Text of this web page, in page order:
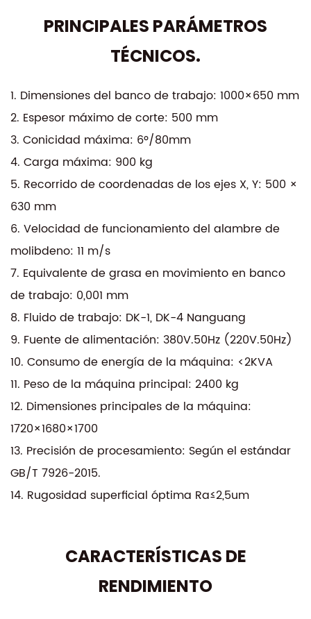
ideal para formas complejas y detalles finos en
metales duros y aleaciones.
Esta máquina cuenta con una interfaz fácil de usar
operadores configurar y ejecutar tareas de corte
con facilidad. El sistema de enfriamiento integrado
garantiza un rendimiento constante al mantener
las temperaturas de funcionamiento, reducir el
desgaste y extender la vida útil de la máquina.
Con una velocidad de corte que supera
significativamente los métodos tradicionales, la
DK7750 AZ mejora la productividad manteniendo
una precisión de primer nivel. Ya sea para la
creación de prototipos, la fabricación de
herramientas y troqueles o la producción de lotes
pequeños, esta máquina de corte de alta
velocidad es un activo versátil que cumple con los
exigentes estándares de las aplicaciones
industriales actuales. Invierta en la DK7750 AZ para
obtener una eficiencia y precisión de corte
PRINCIPALES PARÁMETROS
TÉCNICOS.
1. Dimensiones del banco de trabajo: 1000×650 mm
2. Espesor máximo de corte: 500 mm
3. Conicidad máxima: 6º/80mm
4. Carga máxima: 900 kg
5. Recorrido de coordenadas de los ejes X, Y: 500 ×
630 mm
6. Velocidad de funcionamiento del alambre de
molibdeno: 11 m/s
7. Equivalente de grasa en movimiento en banco
de trabajo: 0,001 mm
8. Fluido de trabajo: DK-1, DK-4 Nanguang
9. Fuente de alimentación: 380V.50Hz (220V.50Hz)
10. Consumo de energía de la máquina: <2KVA
11. Peso de la máquina principal: 2400 kg
12. Dimensiones principales de la máquina:
1720×1680×1700
13. Precisión de procesamiento: Según el estándar
GB/T 7926-2015.
14. Rugosidad superficial óptima Ra≤2,5um
CARACTERÍSTICAS DE
RENDIMIENTO